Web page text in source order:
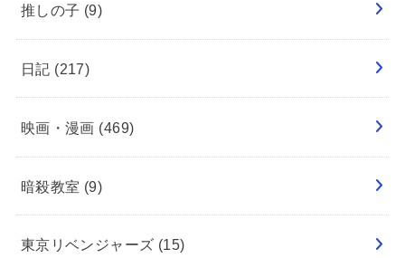
推しの子 (9)
日記 (217)
映画・漫画 (469)
暗殺教室 (9)
東京リベンジャーズ (15)